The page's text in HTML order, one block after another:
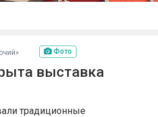
Фото
выставка
традиционные